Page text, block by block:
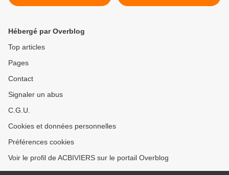
Hébergé par Overblog
Top articles
Pages
Contact
Signaler un abus
C.G.U.
Cookies et données personnelles
Préférences cookies
Voir le profil de ACBIVIERS sur le portail Overblog